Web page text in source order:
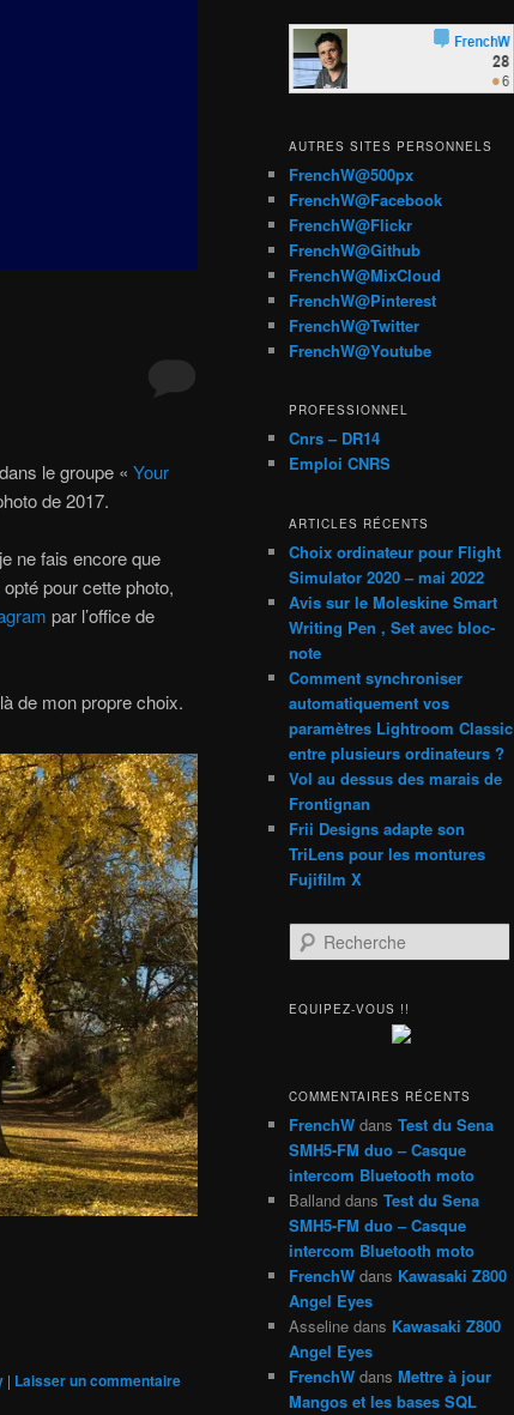
le groupe « Your
de 2017.
ne fais encore que
pour cette photo,
par l’office de
de mon propre choix.
| Laisser un commentaire
AUTRES SITES PERSONNELS
FrenchW@500px
FrenchW@Facebook
FrenchW@Flickr
FrenchW@Github
FrenchW@MixCloud
FrenchW@Pinterest
FrenchW@Twitter
FrenchW@Youtube
PROFESSIONNEL
Cnrs – DR14
Emploi CNRS
ARTICLES RÉCENTS
Choix ordinateur pour Flight
Simulator 2020 – mai 2022
Avis sur le Moleskine Smart
Writing Pen , Set avec bloc-
note
Comment synchroniser
automatiquement vos
paramètres Lightroom Classic
entre plusieurs ordinateurs ?
Vol au dessus des marais de
Frontignan
Frii Designs adapte son
TriLens pour les montures
Fujifilm X
e
h
h
e
EQUIPEZ-VOUS !!
COMMENTAIRES RÉCENTS
FrenchW dans Test du Sena
SMH5-FM duo – Casque
intercom Bluetooth moto
Balland dans Test du Sena
SMH5-FM duo – Casque
intercom Bluetooth moto
FrenchW dans Kawasaki Z800
Angel Eyes
Asseline dans Kawasaki Z800
Angel Eyes
FrenchW dans Mettre à jour
Mangos et les bases SQL